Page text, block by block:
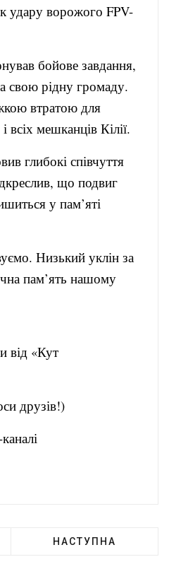
удару ворожого FPV-
бойове завдання,
свою рідну громаду.
втратою для
всіх мешканців Кілії.
глибокі співчуття
що подвиг
у пам’яті
Низький уклін за
пам’ять нашому
від «Кут
друзів!)
і
НАСТУПНА